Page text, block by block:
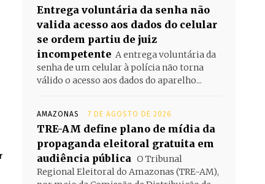
Entrega voluntária da senha não
valida acesso aos dados do celular
se ordem partiu de juiz
incompetente A entrega voluntária da
senha de um celular à polícia não torna
válido o acesso aos dados do aparelho...
AMAZONAS 7 DE AGOSTO DE 2026
TRE-AM define plano de mídia da
propaganda eleitoral gratuita em
audiência pública O Tribunal
Regional Eleitoral do Amazonas (TRE-AM),